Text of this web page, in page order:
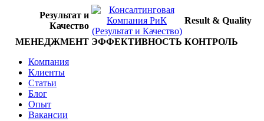
Результат и
Качество
Result & Quality
МЕНЕДЖМЕНТ ЭФФЕКТИВНОСТЬ КОНТРОЛЬ
Компания
Клиенты
Статьи
Блог
Опыт
Вакансии